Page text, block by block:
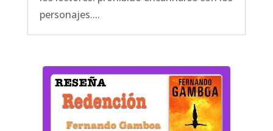
personajes....